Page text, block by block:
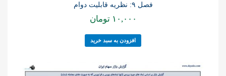
فصل ۹: نظریه قابلیت دوام
۱۰,۰۰۰ تومان
افزودن به سبد خرید